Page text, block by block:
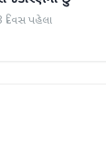
દિવસ પહેલા